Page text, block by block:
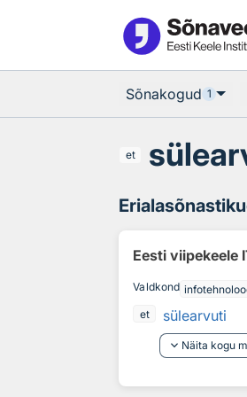
Sõnakogud 1
et
Eesti viipekeele
Valdkond
et
sülearvuti
keyboard_arrow_down Näita kogu